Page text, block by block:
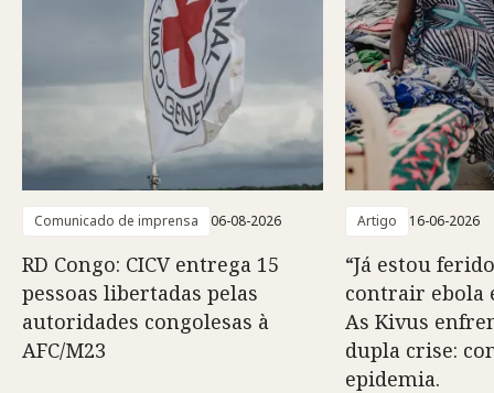
Comunicado de imprensa 06-08-2026
RD Congo: CICV entrega 15
pessoas libertadas pelas
autoridades congolesas à
AFC/M23
Artigo 16-06-2026
“Já estou
contrair ebola
As Kivus
dupla crise:
epidemia.